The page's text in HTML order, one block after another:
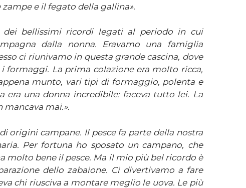
e il fegato della gallina».
dei bellissimi ricordi legati al periodo in cui
dalla nonna. Eravamo una famiglia
ci riunivamo in questa grande cascina, dove
formaggi. La prima colazione era molto ricca,
munto, vari tipi di formaggio, polenta e
era una donna incredibile: faceva tutto lei. La
mancava mai.».
origini campane. Il pesce fa parte della nostra
Per fortuna ho sposato un campano, che
molto bene il pesce. Ma il mio più bel ricordo è
dello zabaione. Ci divertivamo a fare
chi riusciva a montare meglio le uova. Le più